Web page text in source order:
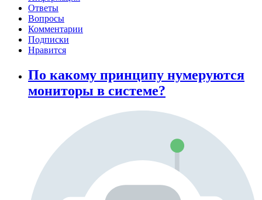
Ответы
Вопросы
Комментарии
Подписки
Нравится
По какому принципу нумеруются
мониторы в системе?